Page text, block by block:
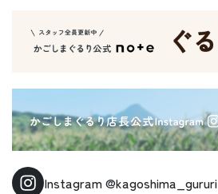
Instagram@kagoshima_gururi